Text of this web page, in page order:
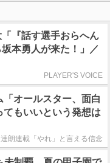
『話す選手おらへん
本勇人が来た！」／
PLAYER'S VOICE
「オールスター、面白
てもいいという発想は
朗連載「やれ」と言える信念